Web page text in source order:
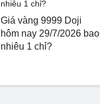
Giá vàng 9999 Doji
hôm nay 29/7/2026 bao
nhiêu 1 chỉ?